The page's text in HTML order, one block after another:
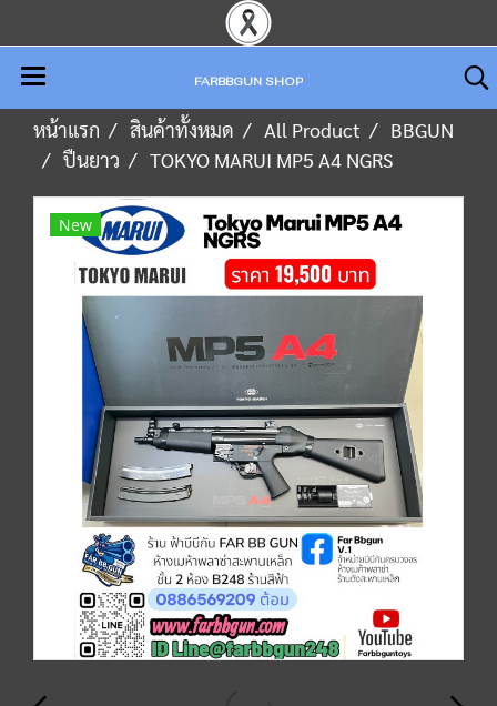
FARBBGUN SHOP
หน้าแรก สินค้าทั้งหมด All Product
BBGUN
ปืนยาว
TOKYO MARUI MP5 A4 NGRS
New